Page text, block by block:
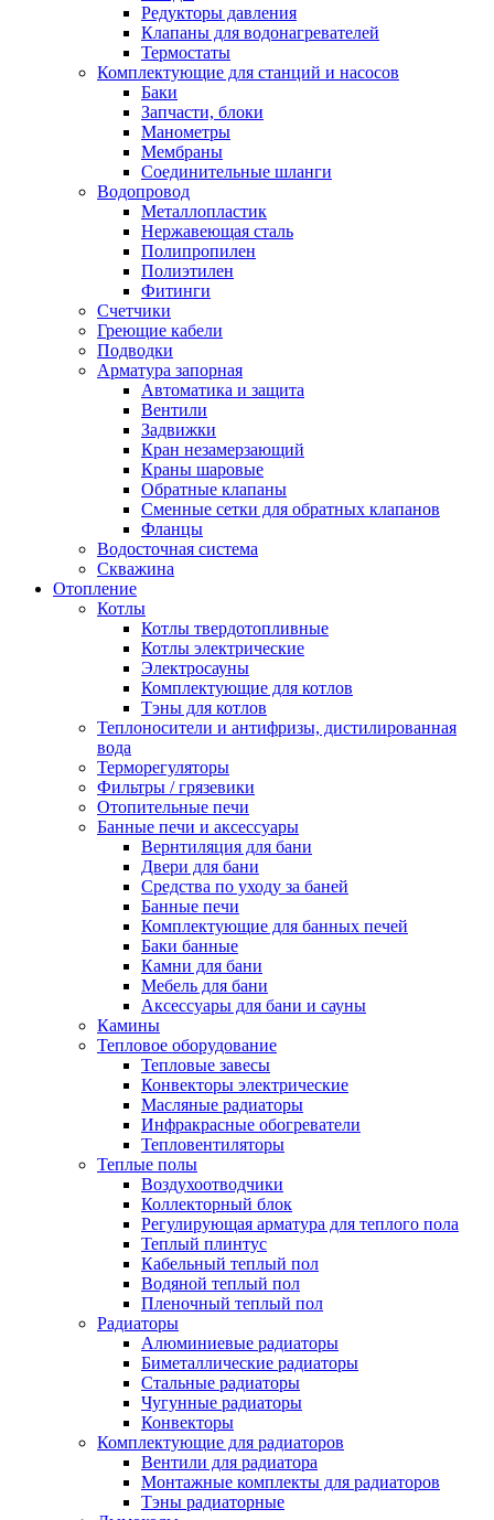
Обмен и возврат товара
Редукторы давления
Клапаны для водонагревателей
Термостаты
Комплектующие для станций и насосов
Баки
Запчасти, блоки
Манометры
Мембраны
Соединительные шланги
Водопровод
Металлопластик
Нержавеющая сталь
Полипропилен
Полиэтилен
Фитинги
Счетчики
Греющие кабели
Подводки
Арматура запорная
Автоматика и защита
Вентили
Задвижки
Кран незамерзающий
Краны шаровые
Обратные клапаны
Сменные сетки для обратных клапанов
Фланцы
Водосточная система
Скважина
Отопление
Котлы
Котлы твердотопливные
Котлы электрические
Электросауны
Комплектующие для котлов
Тэны для котлов
Теплоносители и антифризы, дистилированная
вода
Терморегуляторы
Фильтры / грязевики
Отопительные печи
Банные печи и аксессуары
Вернтиляция для бани
Двери для бани
Средства по уходу за баней
Банные печи
Комплектующие для банных печей
Баки банные
Камни для бани
Мебель для бани
Аксессуары для бани и сауны
Камины
Тепловое оборудование
Тепловые завесы
Конвекторы электрические
Масляные радиаторы
Инфракрасные обогреватели
Тепловентиляторы
Теплые полы
Воздухоотводчики
Коллекторный блок
Регулирующая арматура для теплого пола
Теплый плинтус
Кабельный теплый пол
Водяной теплый пол
Пленочный теплый пол
Радиаторы
Алюминиевые радиаторы
Биметаллические радиаторы
Стальные радиаторы
Чугунные радиаторы
Конвекторы
Комплектующие для радиаторов
Вентили для радиатора
Монтажные комплекты для радиаторов
Тэны радиаторные